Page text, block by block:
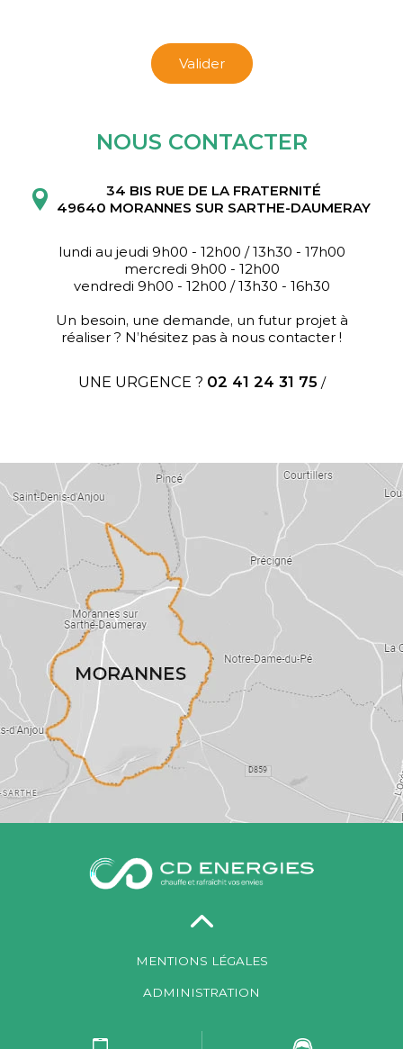
Valider
NOUS CONTACTER
34 BIS RUE DE LA FRATERNITÉ
49640 MORANNES SUR SARTHE-DAUMERAY
lundi au jeudi 9h00 - 12h00 / 13h30 - 17h00
mercredi 9h00 - 12h00
vendredi 9h00 - 12h00 / 13h30 - 16h30
Un besoin, une demande, un futur projet à
réaliser ? N’hésitez pas à nous contacter !
UNE URGENCE ? 02 41 24 31 75 /
MENTIONS LÉGALES
ADMINISTRATION